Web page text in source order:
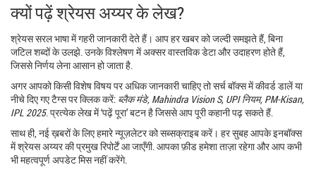
क्यों पढ़ें श्रेयस अय्यर के लेख?
श्रेयस सरल भाषा में गहरी जानकारी देते हैं। आप हर खबर को जल्दी समझते हैं, बिना
जटिल शब्दों के उलझे. उनके विश्लेषण में अक्सर वास्तविक डेटा और उदाहरण होते हैं,
जिससे निर्णय लेना आसान हो जाता है.
अगर आपको किसी विशेष विषय पर अधिक जानकारी चाहिए तो सर्च बॉक्स में कीवर्ड डालें या
नीचे दिए गए टैग्स पर क्लिक करें: ब्लैक मंडे, Mahindra Vision S, UPI नियम, PM‑Kisan,
IPL 2025. प्रत्येक लेख में ‘पढ़ें पूरा’ बटन है जिससे आप पूरी कहानी पढ़ सकते हैं.
साथ ही, नई ख़बरों के लिए हमारे न्यूज़लेटर को सब्सक्राइब करें। हर सुबह आपके इनबॉक्स
में श्रेयस अय्यर की प्रमुख रिपोर्टें आ जाएँगी. आपका फ़ीड हमेशा ताज़ा रहेगा और आप कभी
भी महत्वपूर्ण अपडेट मिस नहीं करेंगे.